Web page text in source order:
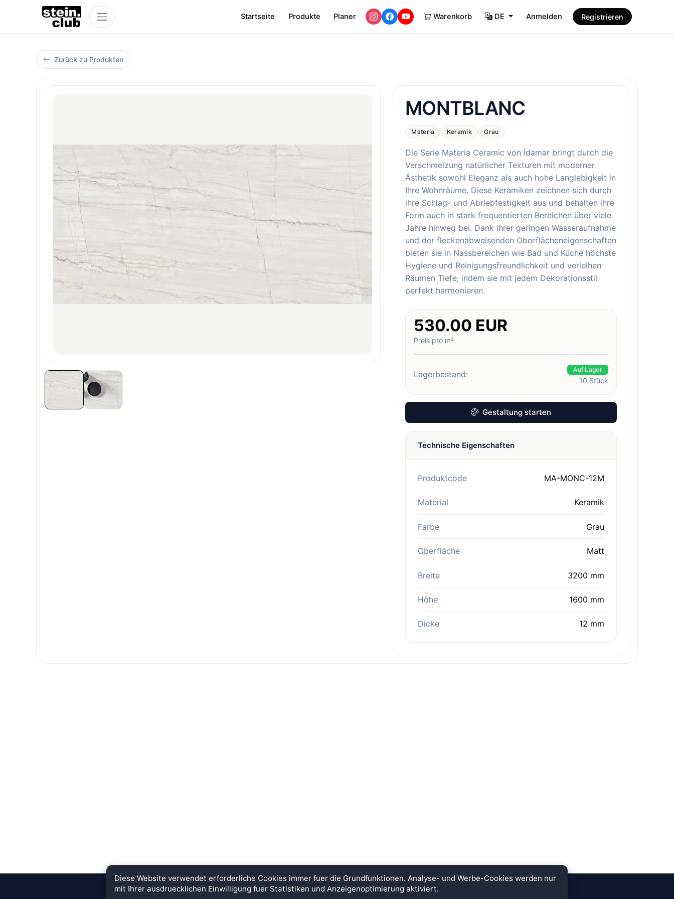
Startseite Produkte Planer Warenkorb DE Anmelden Registrieren
Zurück zu Produkten
MONTBLANC
Materia Keramik Grau
Die Serie Materia Ceramic von İdamar bringt durch die
Verschmelzung natürlicher Texturen mit moderner
Ästhetik sowohl Eleganz als auch hohe Langlebigkeit in
Ihre Wohnräume. Diese Keramiken zeichnen sich durch
ihre Schlag- und Abriebfestigkeit aus und behalten ihre
Form auch in stark frequentierten Bereichen über viele
Jahre hinweg bei. Dank ihrer geringen Wasseraufnahme
und der fleckenabweisenden Oberflächeneigenschaften
bieten sie in Nassbereichen wie Bad und Küche höchste
Hygiene und Reinigungsfreundlichkeit und verleihen
Räumen Tiefe, indem sie mit jedem Dekorationsstil
perfekt harmonieren.
530.00 EUR
Preis pro m²
Lagerbestand: Auf Lager
10 Stück
Gestaltung starten
Technische Eigenschaften
Produktcode MA-MONC-12M
Material Keramik
Farbe Grau
Oberfläche Matt
Breite 3200 mm
Höhe 1600 mm
Dicke 12 mm
Diese Website verwendet erforderliche Cookies immer fuer die Grundfunktionen. Analyse- und Werbe-Cookies werden nur
mit Ihrer ausdruecklichen Einwilligung fuer Statistiken und Anzeigenoptimierung aktiviert.